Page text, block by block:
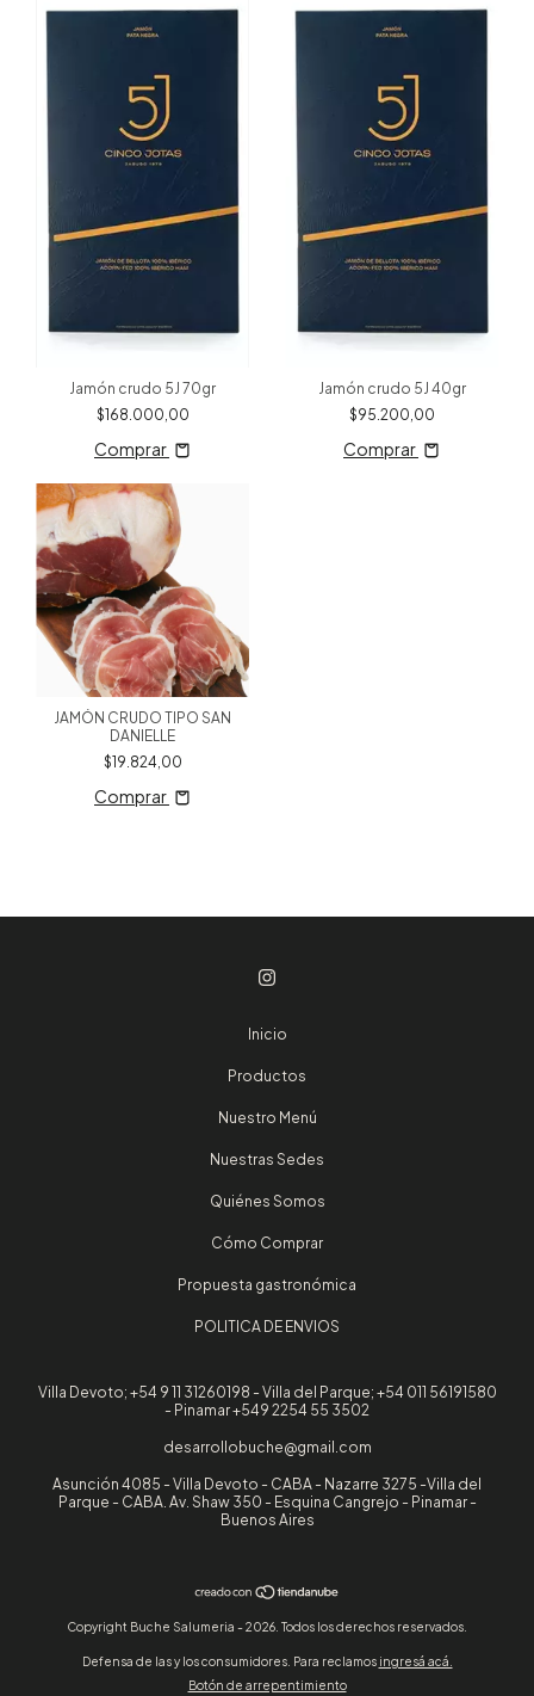
Jamón crudo 5J 70gr
$168.000,00
Comprar
Jamón crudo 5J 40gr
$95.200,00
Comprar
JAMÓN CRUDO TIPO SAN
DANIELLE
$19.824,00
Comprar
Inicio
Productos
Nuestro Menú
Nuestras Sedes
Quiénes Somos
Cómo Comprar
Propuesta gastronómica
POLITICA DE ENVIOS
Villa Devoto; +54 9 11 31260198 - Villa del Parque; +54 011 56191580
- Pinamar +549 2254 55 3502
desarrollobuche@gmail.com
Asunción 4085 - Villa Devoto - CABA - Nazarre 3275 -Villa del
Parque - CABA. Av. Shaw 350 - Esquina Cangrejo - Pinamar -
Buenos Aires
Copyright Buche Salumeria - 2026. Todos los derechos reservados.
Defensa de las y los consumidores. Para reclamos ingresá acá.
Botón de arrepentimiento